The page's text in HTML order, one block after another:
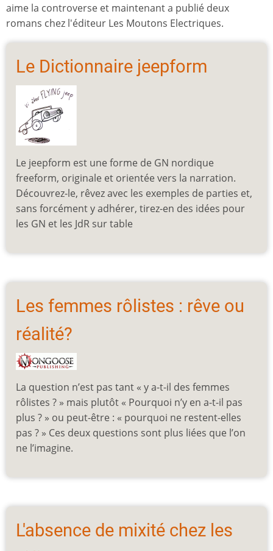
aime la controverse et maintenant a publié deux
romans chez l'éditeur Les Moutons Electriques.
Le Dictionnaire jeepform
Le jeepform est une forme de GN nordique
freeform, originale et orientée vers la narration.
Découvrez-le, rêvez avec les exemples de parties et,
sans forcément y adhérer, tirez-en des idées pour
les GN et les JdR sur table
Les femmes rôlistes : rêve ou
réalité?
La question n’est pas tant « y a-t-il des femmes
rôlistes ? » mais plutôt « Pourquoi n’y en a-t-il pas
plus ? » ou peut-être : « pourquoi ne restent-elles
pas ? » Ces deux questions sont plus liées que l’on
ne l’imagine.
L'absence de mixité chez les